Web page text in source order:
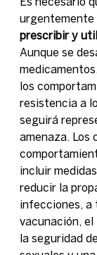
Es necesario
urgentemente
prescribir y
Aunque se
los
resistencia a
seguirá
amenaza. Los
incluir
reducir la
infecciones, a
vacunación, el
la seguridad